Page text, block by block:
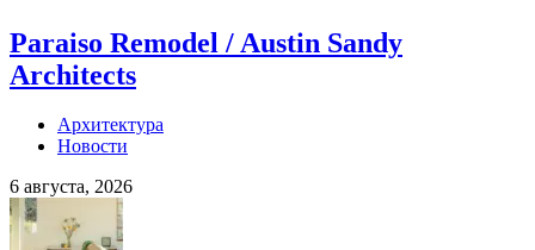
Paraiso Remodel / Austin Sandy
Architects
Архитектура
Новости
6 августа, 2026